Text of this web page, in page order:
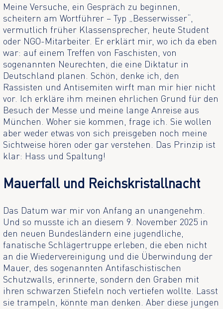
Meine Versuche, ein Gespräch zu beginnen,
scheitern am Wortführer – Typ „Besserwisser“,
vermutlich früher Klassensprecher, heute Student
oder NGO-Mitarbeiter. Er erklärt mir, wo ich da eben
war: auf einem Treffen von Faschisten, von
sogenannten Neurechten, die eine Diktatur in
Deutschland planen. Schön, denke ich, den
Rassisten und Antisemiten wirft man mir hier nicht
vor. Ich erkläre ihm meinen ehrlichen Grund für den
Besuch der Messe und meine lange Anreise aus
München. Woher sie kommen, frage ich. Sie wollen
aber weder etwas von sich preisgeben noch meine
Sichtweise hören oder gar verstehen. Das Prinzip ist
klar: Hass und Spaltung!
Mauerfall und Reichskristallnacht
Das Datum war mir von Anfang an unangenehm.
Und so musste ich an diesem 9. November 2025 in
den neuen Bundesländern eine jugendliche,
fanatische Schlägertruppe erleben, die eben nicht
an die Wiedervereinigung und die Überwindung der
Mauer, des sogenannten Antifaschistischen
Schutzwalls, erinnerte, sondern den Graben mit
ihren schwarzen Stiefeln noch vertiefen wollte. Lasst
sie trampeln, könnte man denken. Aber diese jungen